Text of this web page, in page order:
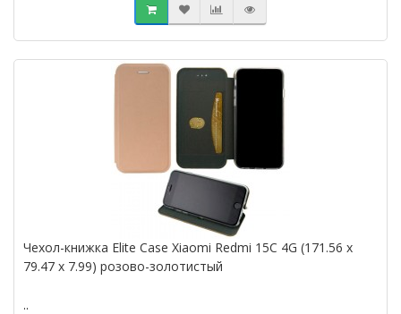
Чехол-книжка Elite Case Xiaomi Redmi 15C 4G (171.56 x
79.47 x 7.99) розово-золотистый
..